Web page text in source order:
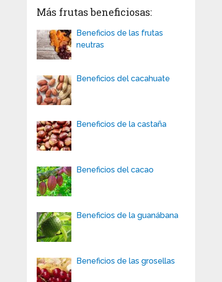
Más frutas beneficiosas:
Beneficios de las frutas
neutras
Beneficios del cacahuate
Beneficios de la castaña
Beneficios del cacao
Beneficios de la guanábana
Beneficios de las grosellas